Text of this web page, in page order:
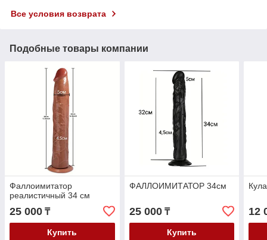
Все условия возврата
Подобные товары компании
Фаллоимитатор
реалистичный 34 см
25 000 ₸
Купить
ФАЛЛОИМИТАТОР 34см
25 000₸
Купить
12